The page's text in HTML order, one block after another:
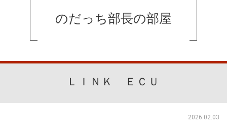
のだっち部長の部屋
ＬＩＮＫ ＥＣＵ
2026.02.03